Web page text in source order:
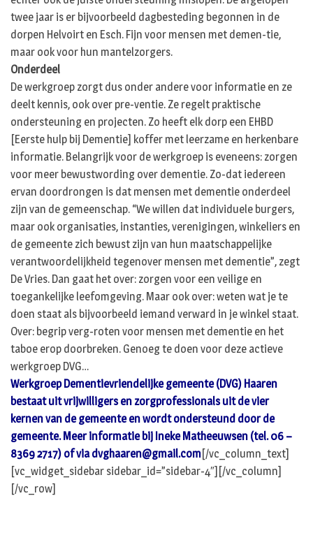
twee jaar is er bijvoorbeeld dagbesteding begonnen in de
dorpen Helvoirt en Esch. Fijn voor mensen met demen-tie,
maar ook voor hun mantelzorgers.
Onderdeel
De werkgroep zorgt dus onder andere voor informatie en ze
deelt kennis, ook over pre-ventie. Ze regelt praktische
ondersteuning en projecten. Zo heeft elk dorp een EHBD
[Eerste hulp bij Dementie] koffer met leerzame en herkenbare
informatie. Belangrijk voor de werkgroep is eveneens: zorgen
voor meer bewustwording over dementie. Zo-dat iedereen
ervan doordrongen is dat mensen met dementie onderdeel
zijn van de gemeenschap. “We willen dat individuele burgers,
maar ook organisaties, instanties, verenigingen, winkeliers en
de gemeente zich bewust zijn van hun maatschappelijke
verantwoordelijkheid tegenover mensen met dementie”, zegt
De Vries. Dan gaat het over: zorgen voor een veilige en
toegankelijke leefomgeving. Maar ook over: weten wat je te
doen staat als bijvoorbeeld iemand verward in je winkel staat.
Over: begrip verg-roten voor mensen met dementie en het
taboe erop doorbreken. Genoeg te doen voor deze actieve
werkgroep DVG…
Werkgroep Dementievriendelijke gemeente (DVG) Haaren
bestaat uit vrijwilligers en zorgprofessionals uit de vier
kernen van de gemeente en wordt ondersteund door de
gemeente. Meer informatie bij Ineke Matheeuwsen (tel. 06 –
8369 2717) of viadvghaaren@gmail.com[/vc_column_text]
[vc_widget_sidebar sidebar_id=”sidebar-4″][/vc_column]
[/vc_row]